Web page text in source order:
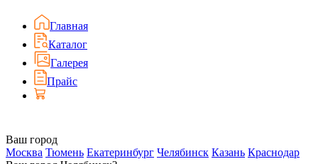
Главная
Каталог
Галерея
Прайс
Ваш город
Москва Тюмень Екатеринбург Челябинск Казань Краснодар